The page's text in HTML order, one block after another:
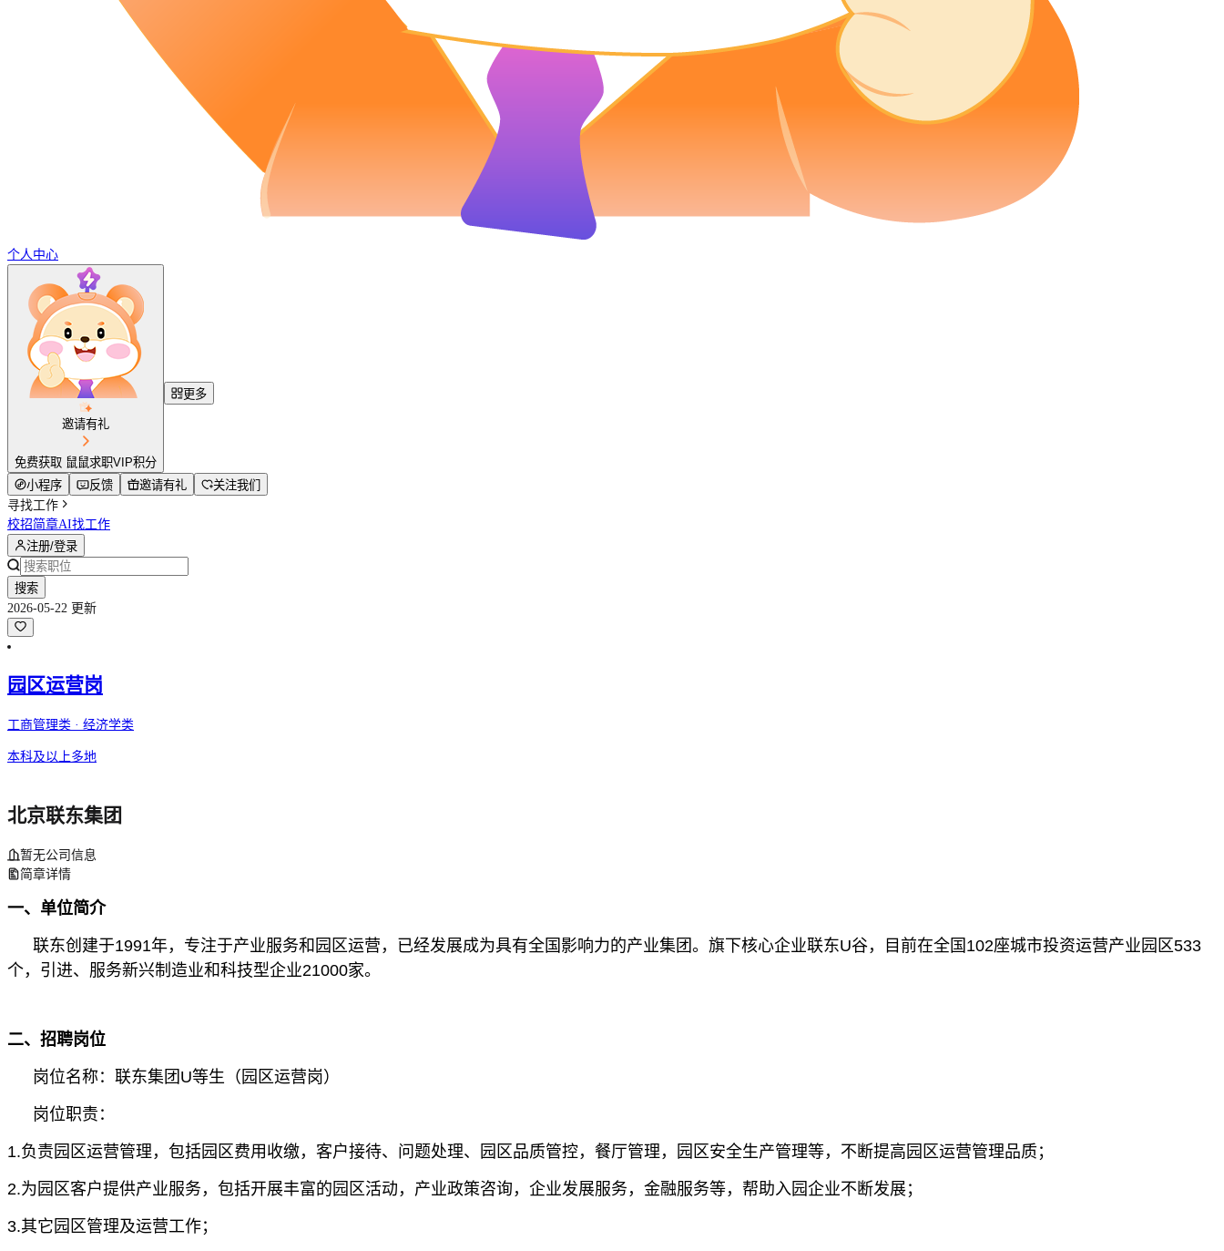
个人中心
邀请有礼
免费获取 鼠鼠求职VIP积分
更多
小程序 反馈 邀请有礼
关注我们
寻找工作
校招简章AI找工作
注册/登录
搜索
2026-05-22 更新
园区运营岗
工商管理类 · 经济学类
本科及以上多地
北京联东集团
暂无公司信息
简章详情
一、单位简介
联东创建于1991年，专注于产业服务和园区运营，已经发展成为具有全国影响力的产业集团。旗下核心企业联东U谷，目前在全国102座城市投资运营产业园区533
个，引进、服务新兴制造业和科技型企业21000家。
二、招聘岗位
岗位名称：联东集团U等生（园区运营岗）
岗位职责：
1.负责园区运营管理，包括园区费用收缴，客户接待、问题处理、园区品质管控，餐厅管理，园区安全生产管理等，不断提高园区运营管理品质；
2.为园区客户提供产业服务，包括开展丰富的园区活动，产业政策咨询，企业发展服务，金融服务等，帮助入园企业不断发展；
3.其它园区管理及运营工作；